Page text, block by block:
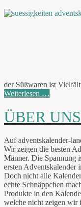
der Süßwaren ist
Weiterlesen …
ÜBER UNS
Auf adventskalender-
Wir zeigen die besten
Männer. Die Spannung
ersten Adventskalender
Doch nicht alle
echte Schnäppchen
Produkte in den
welche nicht zeigen wir